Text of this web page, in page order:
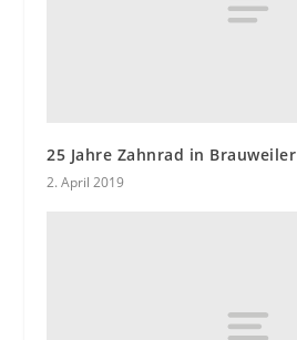
25 Jahre Zahnrad in Brauweiler
2. April 2019